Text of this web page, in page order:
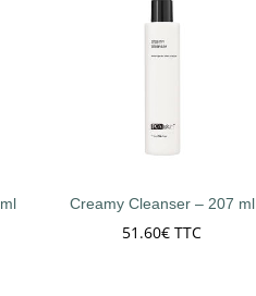
Creamy Cleanser – 207 ml
51.60€ TTC